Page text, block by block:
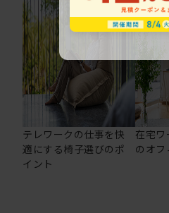
テレワークの仕事を快
適にする椅子選びのポ
イント
在宅ワ
のオ